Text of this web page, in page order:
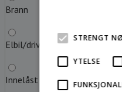
Brann
Elbil/drivstoff tom
Innelåst nøkkel
STRENGT
YTELSE